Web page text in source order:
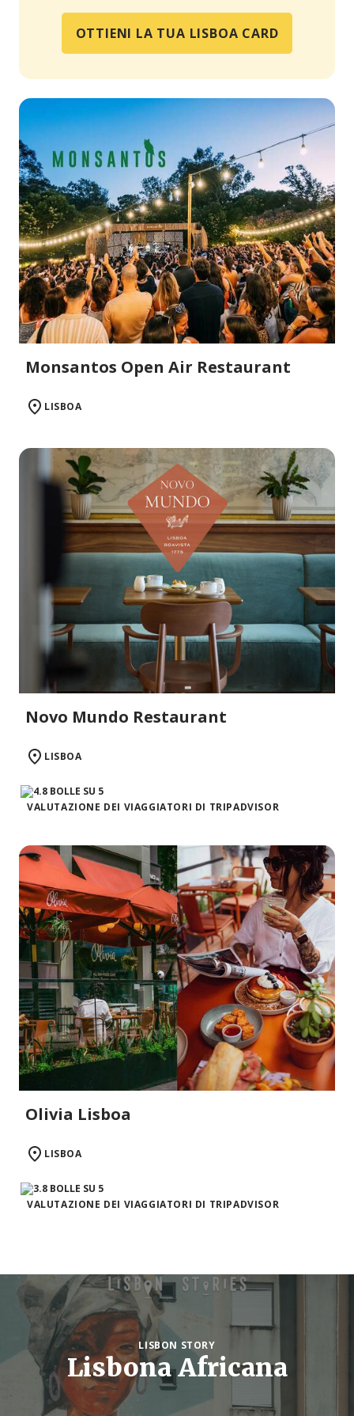
OTTIENI LA TUA LISBOA CARD
Monsantos Open Air Restaurant
LISBOA
Novo Mundo Restaurant
LISBOA
VALUTAZIONE DEI VIAGGIATORI DI TRIPADVISOR
Olivia Lisboa
LISBOA
VALUTAZIONE DEI VIAGGIATORI DI TRIPADVISOR
LISBON STORY
Lisbona Africana